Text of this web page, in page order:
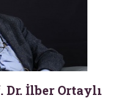
İlber Ortaylı